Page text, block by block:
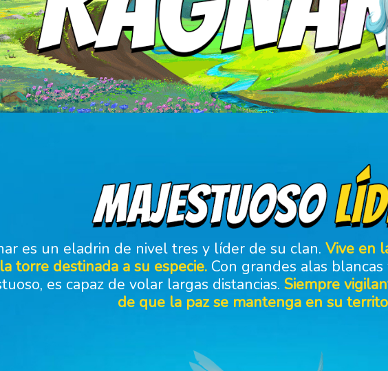
es un eladrin de nivel tres y líder de su clan. Vive en
torre destinada a su especie.Con grandes alas
es capaz de volar largas distancias. Siempre
de que la paz se mantenga en su